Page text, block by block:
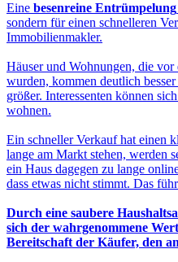
Eine besenreine Entrümpelung
sondern für einen schnelleren
Immobilienmakler.
Häuser und Wohnungen, die
wurden, kommen deutlich
größer. Interessenten können
wohnen.
Ein schneller Verkauf hat einen
lange am Markt stehen, werden
ein Haus dagegen zu lange
dass etwas nicht stimmt. Das
Durch eine saubere
sich der wahrgenommene
Bereitschaft der Käufer, den